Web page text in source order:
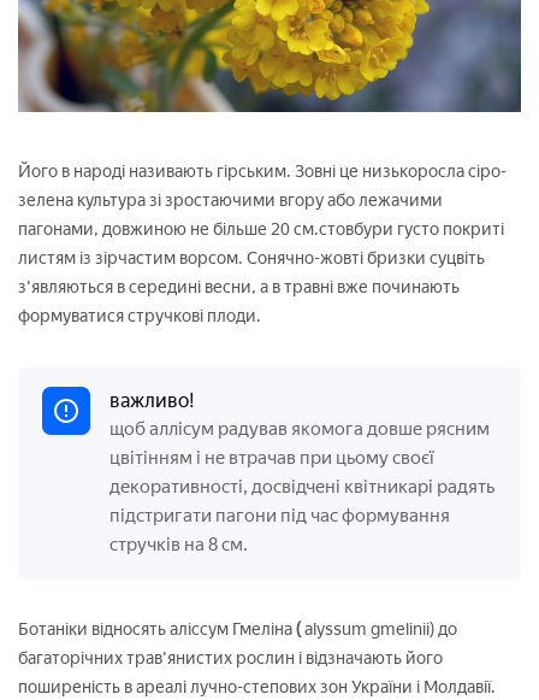
Його в народі називають гірським. Зовні це низькоросла сіро-
зелена культура зі зростаючими вгору або лежачими
пагонами, довжиною не більше 20 см.стовбури густо покриті
листям із зірчастим ворсом. Сонячно-жовті бризки суцвіть
з'являються в середині весни, а в травні вже починають
формуватися стручкові плоди.
важливо!
щоб аллісум радував якомога довше рясним
цвітінням і не втрачав при цьому своєї
декоративності, досвідчені квітникарі радять
підстригати пагони під час формування
стручків на 8 см.
Ботаніки відносять аліссум Гмеліна(аlyssum gmelinii) до
багаторічних трав'янистих рослин і відзначають його
поширеність в ареалі лучно-степових зон України і Молдавії.